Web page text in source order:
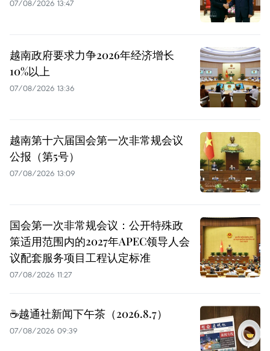
07/08/2026 13:47
越南政府要求力争2026年经济增长
10%以上
07/08/2026 13:36
越南第十六届国会第一次非常规会议
公报（第5号）
07/08/2026 13:09
国会第一次非常规会议：公开特殊政
策适用范围内的2027年APEC领导人会
议配套服务项目工程认定标准
07/08/2026 11:27
☕️越通社新闻下午茶（2026.8.7）
07/08/2026 09:39